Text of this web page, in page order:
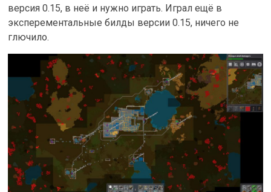
версия 0.15, в неё и нужно играть. Играл ещё в
эксперементальные билды версии 0.15, ничего не
глючило.